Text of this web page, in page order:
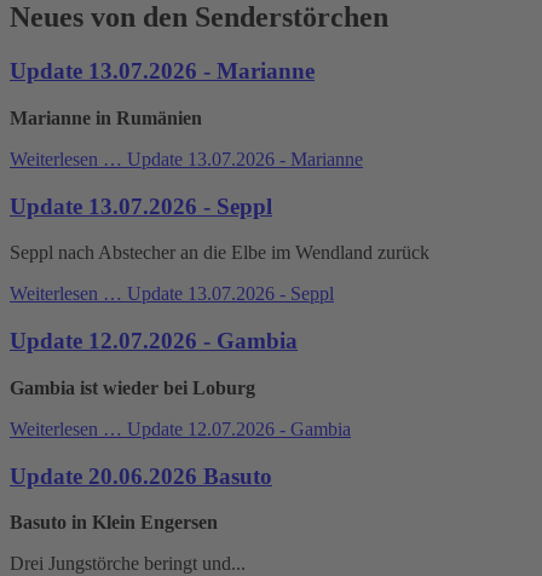
Neues von den Senderstörchen
Update 13.07.2026 - Marianne
Marianne in Rumänien
Weiterlesen … Update 13.07.2026 - Marianne
Update 13.07.2026 - Seppl
Seppl nach Abstecher an die Elbe im Wendland zurück
Weiterlesen … Update 13.07.2026 - Seppl
Update 12.07.2026 - Gambia
Gambia ist wieder bei Loburg
Weiterlesen … Update 12.07.2026 - Gambia
Update 20.06.2026 Basuto
Basuto in Klein Engersen
Drei Jungstörche beringt und...